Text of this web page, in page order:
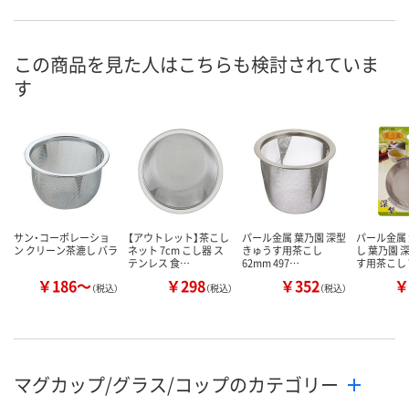
カゴへ カゴへ カ
この商品を見た人はこちらも検討されていま
す
サン・コーポレーショ
ン クリーン茶漉し バラ
￥186～（税込）
【アウトレット】茶こし
ネット 7cm こし器 ス
テンレス 食…
￥298（税込）
パール金属 葉乃園 深型
きゅうす用茶こし
62mm 497…
￥352（税込）
パール金
し 葉乃園
す用茶こ
マグカップ/グラス/コップのカテゴリー